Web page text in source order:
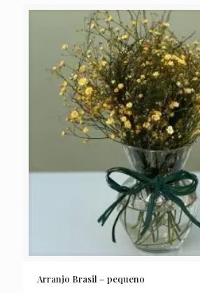
Arranjo Brasil – pequeno